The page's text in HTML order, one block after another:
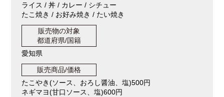
ライス / 丼 / カレー / シチュー
たこ焼き / お好み焼き / たい焼き
販売物の対象
都道府県/国籍
愛知県
販売商品/価格
たこやき(ソース、おろし醤油、塩)500円
ネギマヨ(甘口ソース、塩)600円